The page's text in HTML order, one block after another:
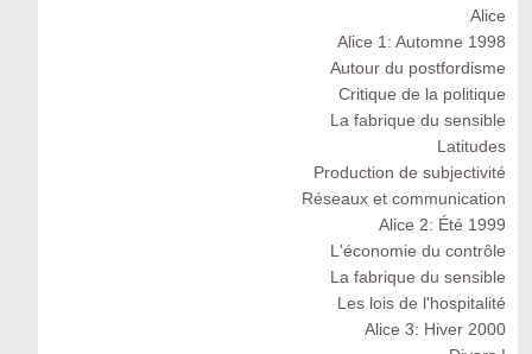
Alice
Alice 1: Automne 1998
Autour du postfordisme
Critique de la politique
La fabrique du sensible
Latitudes
Production de subjectivité
Réseaux et communication
Alice 2: Été 1999
L'économie du contrôle
La fabrique du sensible
Les lois de l'hospitalité
Alice 3: Hiver 2000